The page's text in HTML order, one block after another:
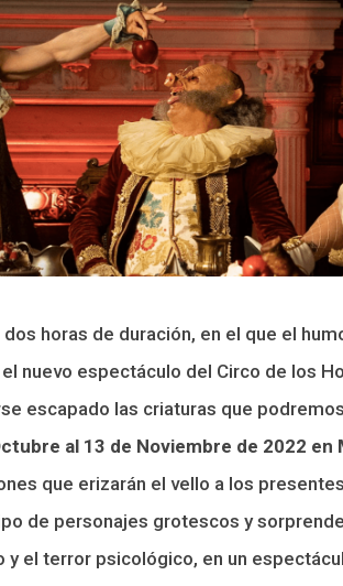
dos horas de duración, en el que el
nuevo espectáculo del Circo de los
escapado las criaturas que
al 13 de Noviembre de 2022 en
que erizarán el vello a los
de personajes grotescos y
y el terror psicológico, en un